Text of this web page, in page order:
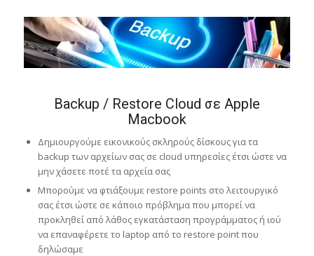
Backup / Restore Cloud σε Apple
Macbook
Δημιουργούμε εικονικούς σκληρούς δίσκους για τα
backup των αρχείων σας σε cloud υπηρεσίες έτσι ώστε να
μην χάσετε ποτέ τα αρχεία σας
Μπορούμε να φτιάξουμε restore points στο λειτουργικό
σας έτσι ώστε σε κάποιο πρόβλημα που μπορεί να
προκληθεί από λάθος εγκατάσταση προγράμματος ή ιού
να επαναφέρετε το laptop από το restore point που
δηλώσαμε